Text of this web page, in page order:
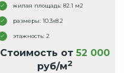
жилая площадь: 82.1 м2
размеры: 10.3x8.2
этажность: 2
Стоимость от 52 000
руб/м2